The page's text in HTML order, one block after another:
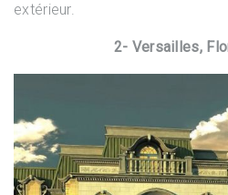
extérieur.
2- Versailles,